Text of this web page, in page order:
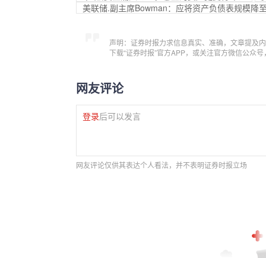
美联储.副主席Bowman：应将资产负债表规模降
声明：证券时报力求信息真实、准确，文章提及
下载“证券时报”官方APP，或关注官方微信公众
网友评论
登录后可以发言
网友评论仅供其表达个人看法，并不表明证券时报立场